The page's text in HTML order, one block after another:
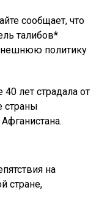
сообщает, что
талибов*
политику
40 лет страдала от
страны
на
стране,